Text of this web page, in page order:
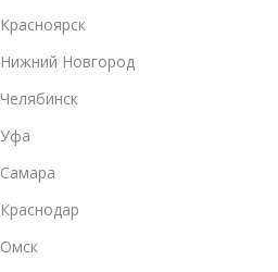
Красноярск
Нижний Новгород
Челябинск
Уфа
Самара
Краснодар
Омск